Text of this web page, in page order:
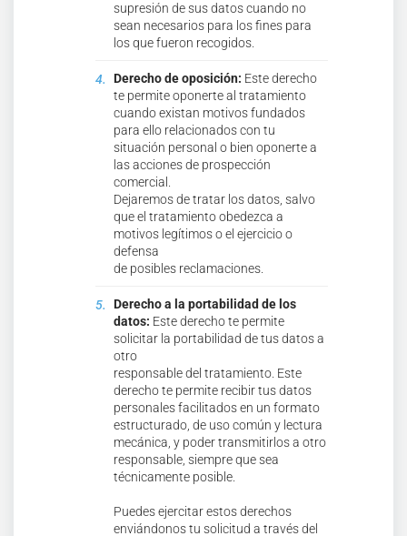
supresión de sus datos cuando no
sean necesarios para los fines para
los que fueron recogidos.
Derecho de oposición: Este derecho
te permite oponerte al tratamiento
cuando existan motivos fundados
para ello relacionados con tu
situación personal o bien oponerte a
las acciones de prospección
comercial.
Dejaremos de tratar los datos, salvo
que el tratamiento obedezca a
motivos legítimos o el ejercicio o
defensa
de posibles reclamaciones.
Derecho a la portabilidad de los
datos: Este derecho te permite
solicitar la portabilidad de tus datos a
otro
responsable del tratamiento. Este
derecho te permite recibir tus datos
personales facilitados en un formato
estructurado, de uso común y lectura
mecánica, y poder transmitirlos a otro
responsable, siempre que sea
técnicamente posible.
Puedes ejercitar estos derechos
enviándonos tu solicitud a través del